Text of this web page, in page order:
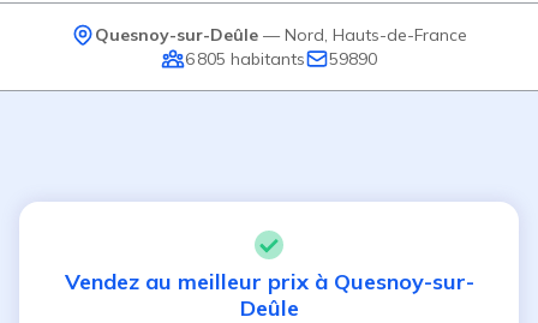
Quesnoy-sur-Deûle — Nord Hauts-de-France
6 805 habitants 59890
Vendez au meilleur prix à Quesnoy-sur-
Deûle